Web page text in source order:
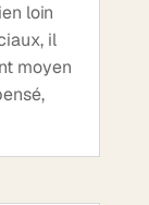
loin
il
moyen